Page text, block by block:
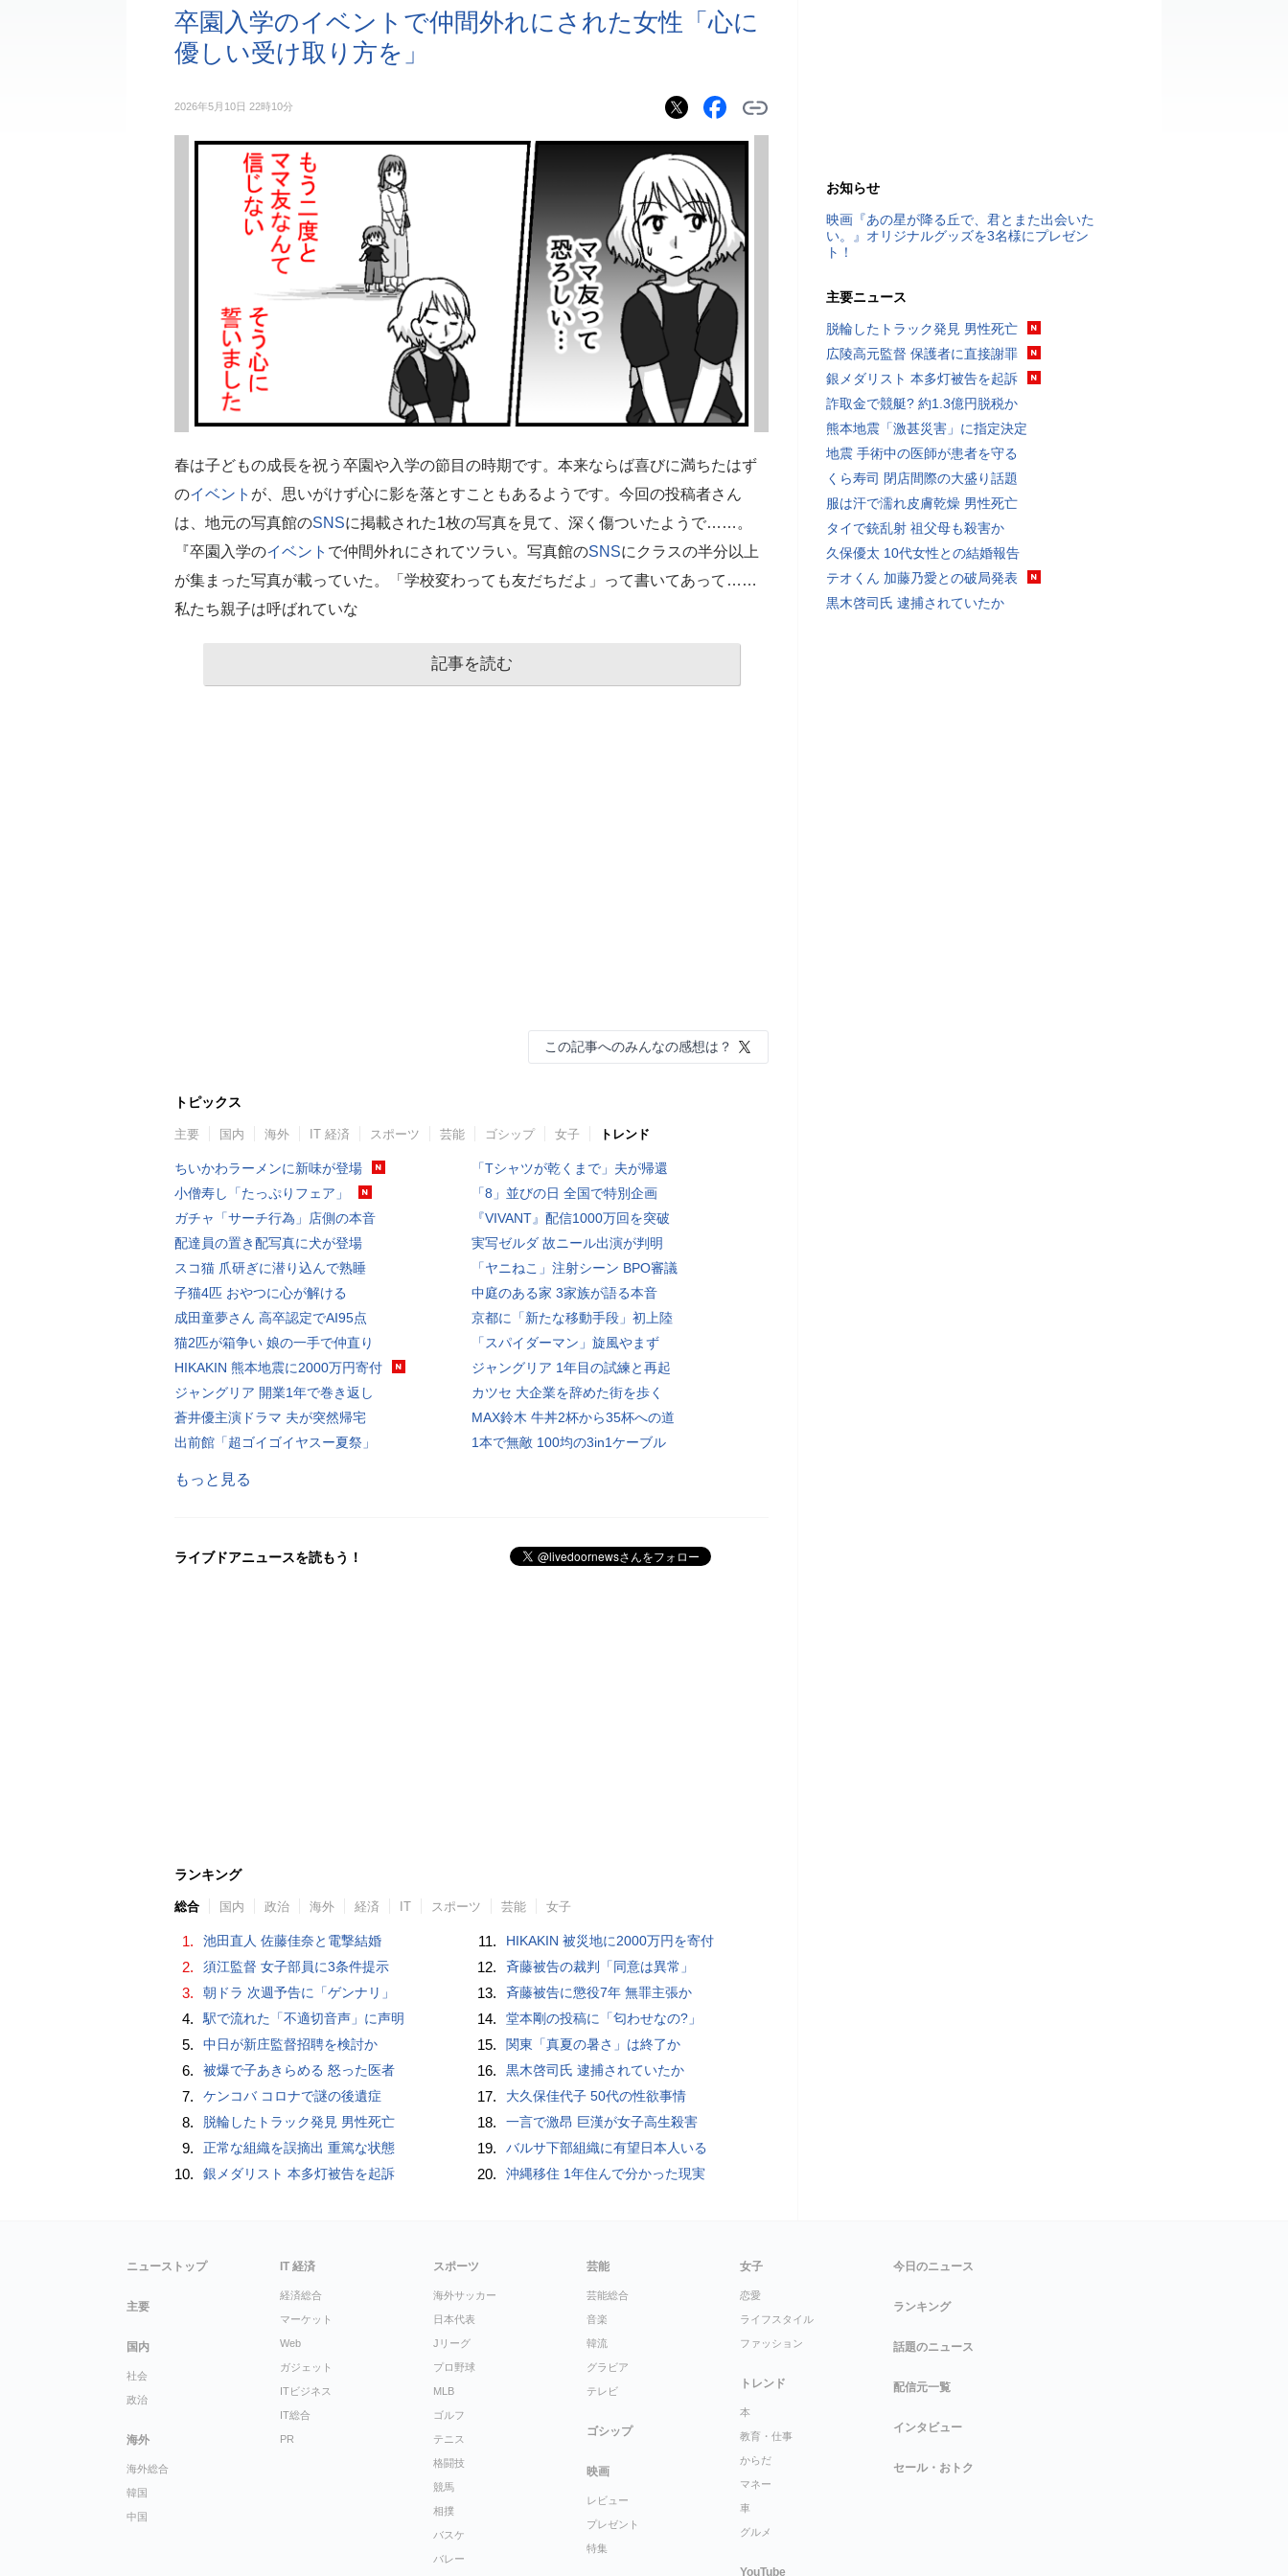
卒園入学のイベントで仲間外れにされた女性「心に
優しい受け取り方を」
2026年5月10日 22時10分
春は子どもの成長を祝う卒園や入学の節目の時期です。本来ならば喜びに満ちたはず
のイベント が、思いがけず心に影を落とすこともあるようです。今回の投稿者さん
は、地元の写真館のSNSに掲載された1枚の写真を見て、深く傷ついたようで……。
『卒園入学のイベント で仲間外れにされてツラい。写真館のSNSにクラスの半分以上
が集まった写真が載っていた。「学校変わっても友だちだよ」って書いてあって……
私たち親子は呼ばれていな
記事を読む
この記事へのみんなの感想は？
トピックス
主要 国内 海外 IT 経済 スポーツ 芸能 ゴシップ 女子 トレンド
ちいかわラーメンに新味が登場
小僧寿し「たっぷりフェア」
ガチャ「サーチ行為」店側の本音
配達員の置き配写真に犬が登場
スコ猫 爪研ぎに潜り込んで熟睡
子猫4匹 おやつに心が解ける
成田童夢さん 高卒認定でAI95点
猫2匹が箱争い 娘の一手で仲直り
HIKAKIN 熊本地震に2000万円寄付
ジャングリア 開業1年で巻き返し
蒼井優主演ドラマ 夫が突然帰宅
出前館「超ゴイゴイヤスー夏祭」
「Tシャツが乾くまで」夫が帰還
「8」並びの日 全国で特別企画
『VIVANT』配信1000万回を突破
実写ゼルダ 故ニール出演が判明
「ヤニねこ」注射シーン BPO審議
中庭のある家 3家族が語る本音
京都に「新たな移動手段」初上陸
「スパイダーマン」旋風やまず
ジャングリア 1年目の試練と再起
カツセ 大企業を辞めた街を歩く
MAX鈴木 牛丼2杯から35杯への道
1本で無敵 100均の3in1ケーブル
もっと見る
ライブドアニュースを読もう！
ランキング
総合 国内 政治 海外 経済 IT スポーツ 芸能 女子
1. 池田直人 佐藤佳奈と電撃結婚
2. 須江監督 女子部員に3条件提示
3. 朝ドラ 次週予告に「ゲンナリ」
4. 駅で流れた「不適切音声」に声明
5. 中日が新庄監督招聘を検討か
6. 被爆で子あきらめる 怒った医者
7. ケンコバ コロナで謎の後遺症
8. 脱輪したトラック発見 男性死亡
9. 正常な組織を誤摘出 重篤な状態
10. 銀メダリスト 本多灯被告を起訴
11. HIKAKIN 被災地に2000万円を寄付
12. 斉藤被告の裁判「同意は異常」
13. 斉藤被告に懲役7年 無罪主張か
14. 堂本剛の投稿に「匂わせなの?」
15. 関東「真夏の暑さ」は終了か
16. 黒木啓司氏 逮捕されていたか
17. 大久保佳代子 50代の性欲事情
18. 一言で激昂 巨漢が女子高生殺害
19. バルサ下部組織に有望日本人いる
20. 沖縄移住 1年住んで分かった現実
お知らせ
映画『あの星が降る丘で、君とまた出会いた
い。』オリジナルグッズを3名様にプレゼン
ト！
主要ニュース
脱輪したトラック発見 男性死亡
広陵高元監督 保護者に直接謝罪
銀メダリスト 本多灯被告を起訴
詐取金で競艇? 約1.3億円脱税か
熊本地震「激甚災害」に指定決定
地震 手術中の医師が患者を守る
くら寿司 閉店間際の大盛り話題
服は汗で濡れ皮膚乾燥 男性死亡
タイで銃乱射 祖父母も殺害か
久保優太 10代女性との結婚報告
テオくん 加藤乃愛との破局発表
黒木啓司氏 逮捕されていたか
ニューストップ
主要
国内
社会
政治
海外
海外総合
韓国
中国
IT 経済
経済総合
マーケット
Web
ガジェット
ITビジネス
IT総合
PR
スポーツ
海外サッカー
日本代表
Jリーグ
プロ野球
MLB
ゴルフ
テニス
格闘技
競馬
相撲
バスケ
バレー
芸能
芸能総合
音楽
韓流
グラビア
テレビ
ゴシップ
映画
レビュー
プレゼント
特集
女子
恋愛
ライフスタイル
ファッション
トレンド
本
教育・仕事
からだ
マネー
車
グルメ
YouTube
今日のニュース
ランキング
話題のニュース
配信元一覧
インタビュー
セール・おトク